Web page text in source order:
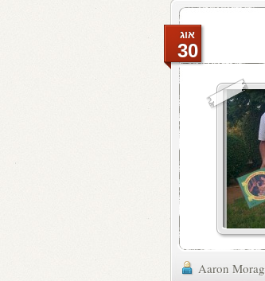
אוג
30
Aaron Morag